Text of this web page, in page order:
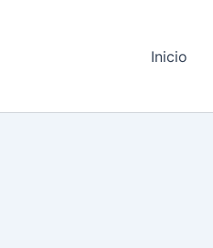
Inicio